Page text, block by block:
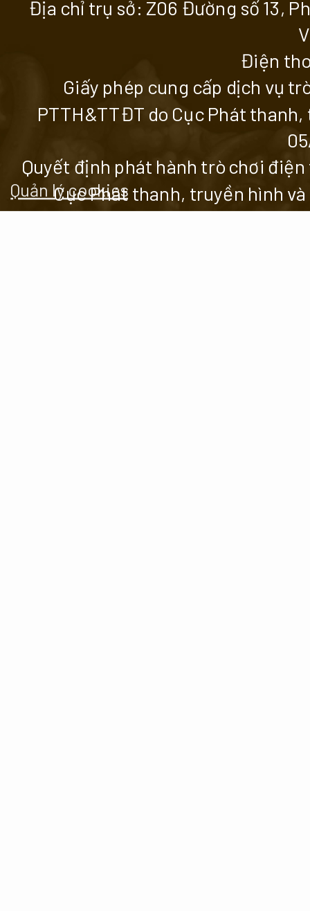
Địa chỉ trụ sở: Z06 Đường số 13,
Điện
Giấy phép cung cấp dịch vụ
PTTH&TTĐT do Cục Phát
Quyết định phát hành trò chơi
Cục Phát thanh, truyền hình
Quản lý cookies